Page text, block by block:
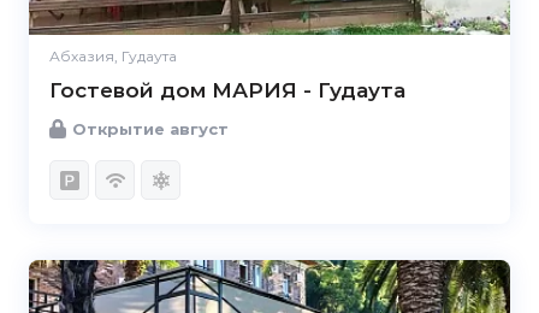
Абхазия, Гудаута
Гостевой дом МАРИЯ - Гудаута
Открытие август